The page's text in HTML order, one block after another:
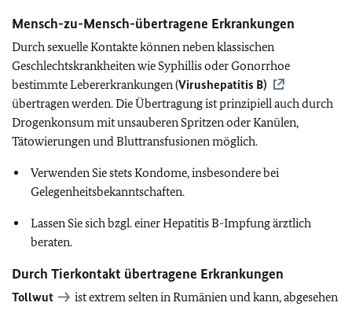
Mensch-zu-Mensch-übertragene Erkrankungen
Durch sexuelle Kontakte können neben klassischen
Geschlechtskrankheiten wie Syphillis oder Gonorrhoe
bestimmte Lebererkrankungen (Virushepatitis B)
übertragen werden. Die Übertragung ist prinzipiell auch durch
Drogenkonsum mit unsauberen Spritzen oder Kanülen,
Tätowierungen und Bluttransfusionen möglich.
Verwenden Sie stets Kondome, insbesondere bei
Gelegenheitsbekanntschaften.
Lassen Sie sich bzgl. einer Hepatitis B-Impfung ärztlich
beraten.
Durch Tierkontakt übertragene Erkrankungen
Tollwut
ist extrem selten in Rumänien und kann, abgesehen